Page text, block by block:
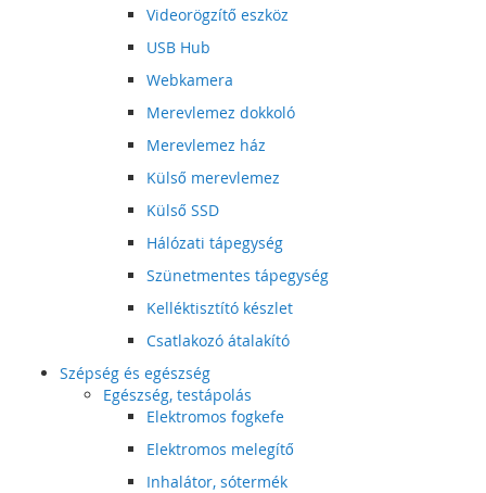
Videorögzítő eszköz
USB Hub
Webkamera
Merevlemez dokkoló
Merevlemez ház
Külső merevlemez
Külső SSD
Hálózati tápegység
Szünetmentes tápegység
Kelléktisztító készlet
Csatlakozó átalakító
Szépség és egészség
Egészség, testápolás
Elektromos fogkefe
Elektromos melegítő
Inhalátor, sótermék